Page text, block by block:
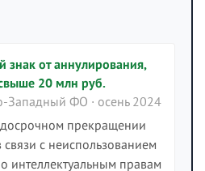
знак от аннулирования,
20 млн руб.
Западный ФО · осень 2024
прекращении
с неиспользованием
интеллектуальным правам